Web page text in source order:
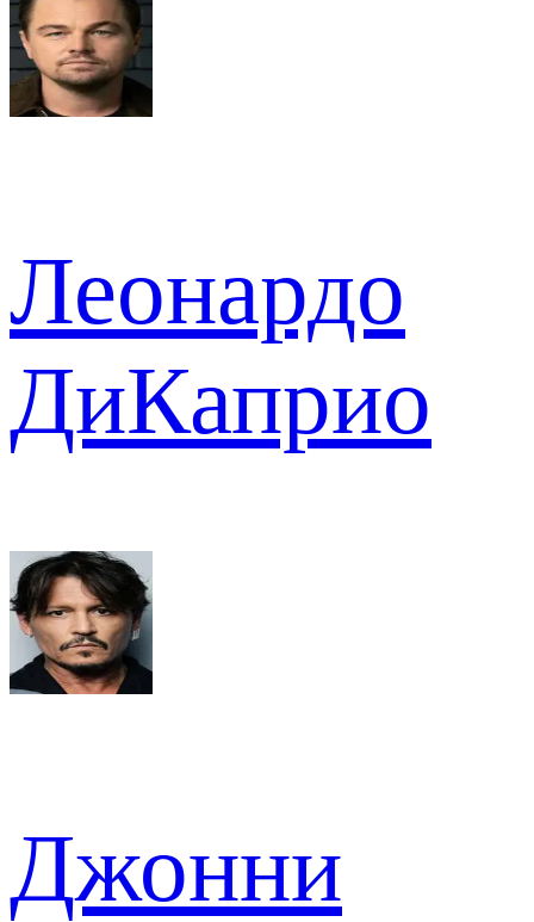
Леонардо
ДиКаприо
Джонни